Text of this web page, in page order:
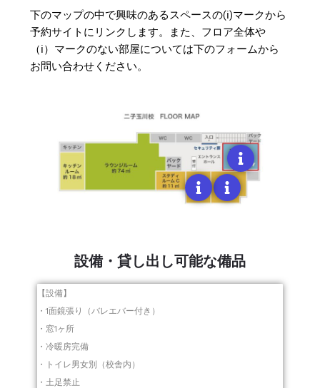
下のマップの中で興味のあるスペースの(ℹ︎)マークから
予約サイトにリンクします。また、フロア全体や
（ℹ︎）マークのない部屋については下のフォームから
お問い合わせください。
設備・貸し出し可能な備品
【設備】
・1面鏡張り（バレエバー付き）
・窓1ヶ所
・冷暖房完備
・トイレ男女別（校舎内）
・土足禁止